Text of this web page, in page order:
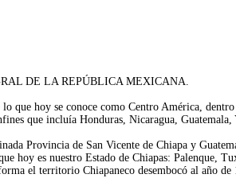
DE LA REPÚBLICA MEXICANA.
lo que hoy se conoce como Centro América,
que incluía Honduras, Nicaragua, Guatemala,
Provincia de San Vicente de Chiapa y
hoy es nuestro Estado de Chiapas: Palenque,
el territorio Chiapaneco desembocó al año de